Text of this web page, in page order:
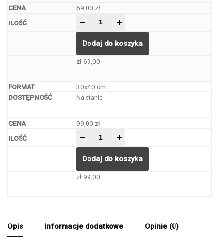
69,00 zł
Dodaj do koszyka
zł69,00
30x40 cm
Na stanie
99,00 zł
Dodaj do koszyka
zł 99,00
Opis Informacje dodatkowe Opinie (0)